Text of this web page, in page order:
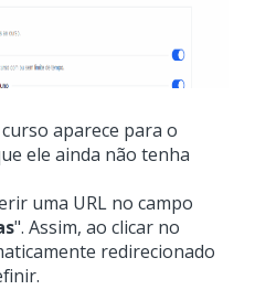
aparece para o
ele ainda não tenha
uma URL no campo
". Assim, ao clicar no
redirecionado